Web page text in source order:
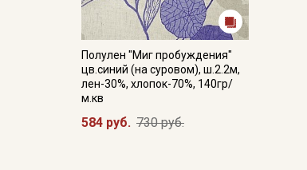
Полулен "Миг пробуждения"
цв.синий (на суровом), ш.2.2м,
лен-30%, хлопок-70%, 140гр/
м.кв
584 руб. 730 руб.